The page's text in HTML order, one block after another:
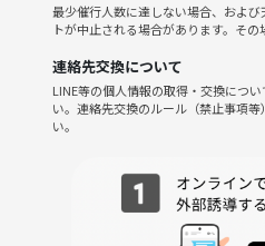
最少催行人数に達しない場合、およ
トが中止される場合があります。その
連絡先交換について
LINE等の個人情報の取得・交換につ
い。連絡先交換のルール（禁止事項
い。